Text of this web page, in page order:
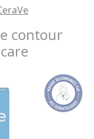
contour